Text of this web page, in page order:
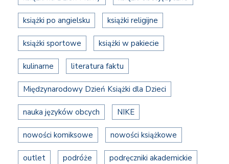
książki po angielsku książki religijne
książki sportowe książki w pakiecie
kulinarne literatura faktu
Międzynarodowy Dzień Książki dla Dzieci
nauka języków obcych NIKE
nowości komiksowe nowości książkowe
outlet podróże podręczniki akademickie